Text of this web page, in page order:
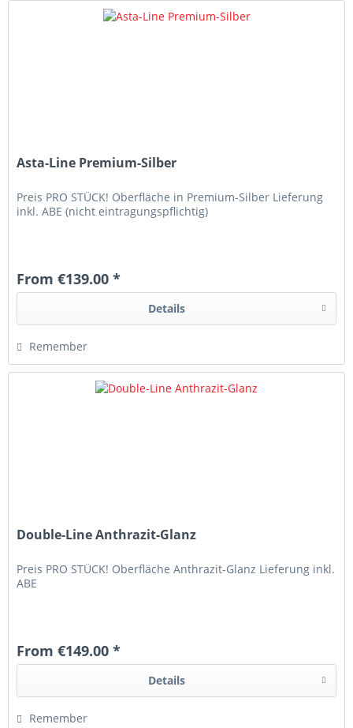
Asta-Line Premium-Silber
Preis PRO STÜCK! Oberfläche in Premium-Silber Lieferung
inkl. ABE (nicht eintragungspflichtig)
From €139.00 *
Details
Remember
Double-Line Anthrazit-Glanz
Preis PRO STÜCK! Oberfläche Anthrazit-Glanz Lieferung inkl.
ABE
From €149.00 *
Details
Remember